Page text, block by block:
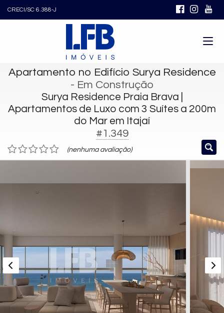
CRECI/SC 6.388-J
Apartamento no Edifício Surya Residence
- Em Construção
Surya Residence Praia Brava |
Apartamentos de Luxo com 3 Suítes a 200m
do Mar em Itajaí
#1.349
(nenhuma avaliação)